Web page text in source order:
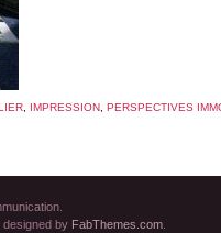
IMPRESSION PERSPECTIVES
designed by FabThemes.com.